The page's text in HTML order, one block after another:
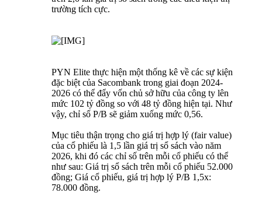
trường tích cực.
PYN Elite thực hiện một thống kê về các sự kiện
đặc biệt của Sacombank trong giai đoạn 2024-
2026 có thể đẩy vốn chủ sở hữu của công ty lên
mức 102 tỷ đồng so với 48 tỷ đồng hiện tại. Như
vậy, chỉ số P/B sẽ giảm xuống mức 0,56.
Mục tiêu thận trọng cho giá trị hợp lý (fair value)
của cổ phiếu là 1,5 lần giá trị sổ sách vào năm
2026, khi đó các chỉ số trên mỗi cổ phiếu có thể
như sau: Giá trị sổ sách trên mỗi cổ phiếu 52.000
đồng; Giá cổ phiếu, giá trị hợp lý P/B 1,5x:
78.000 đồng.